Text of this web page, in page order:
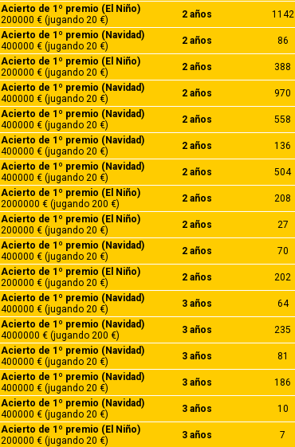
Acierto de 1º premio (El Niño)
200000 € (jugando 20 €)
2 años 1142
Acierto de 1º premio (Navidad)
400000 € (jugando 20 €)
2 años 86
Acierto de 1º premio (El Niño)
200000 € (jugando 20 €)
2 años 388
Acierto de 1º premio (Navidad)
400000 € (jugando 20 €)
2 años 970
Acierto de 1º premio (Navidad)
400000 € (jugando 20 €)
2 años 558
Acierto de 1º premio (Navidad)
400000 € (jugando 20 €)
2 años 136
Acierto de 1º premio (Navidad)
400000 € (jugando 20 €)
2 años 504
Acierto de 1º premio (El Niño)
2000000 € (jugando 200 €)
2 años 208
Acierto de 1º premio (El Niño)
200000 € (jugando 20 €)
2 años 27
Acierto de 1º premio (Navidad)
400000 € (jugando 20 €)
2 años 70
Acierto de 1º premio (El Niño)
200000 € (jugando 20 €)
2 años 202
Acierto de 1º premio (Navidad)
400000 € (jugando 20 €)
3 años 64
Acierto de 1º premio (Navidad)
4000000 € (jugando 200 €)
3 años 235
Acierto de 1º premio (Navidad)
400000 € (jugando 20 €)
3 años 81
Acierto de 1º premio (Navidad)
400000 € (jugando 20 €)
3 años 186
Acierto de 1º premio (Navidad)
400000 € (jugando 20 €)
3 años 10
Acierto de 1º premio (El Niño)
200000 € (jugando 20 €)
3 años 7